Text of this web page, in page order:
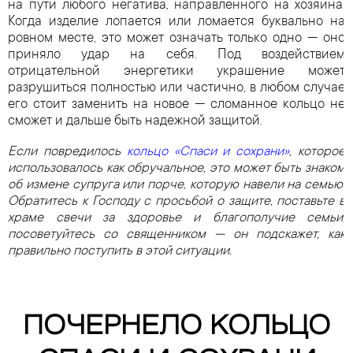
на пути любого негатива, направленного на хозяина.
Когда изделие лопается или ломается буквально на
ровном месте, это может означать только одно — оно
приняло удар на себя. Под воздействием
отрицательной энергетики украшение может
разрушиться полностью или частично, в любом случае
его стоит заменить на новое — сломанное кольцо не
сможет и дальше быть надежной защитой.
Если повредилось кольцо «Спаси и сохрани», которое
использовалось как обручальное, это может быть знаком
об измене супруга или порче, которую навели на семью.
Обратитесь к Господу с просьбой о защите, поставьте в
храме свечи за здоровье и благополучие семьи,
посоветуйтесь со священником — он подскажет, как
правильно поступить в этой ситуации.
ПОЧЕРНЕЛО КОЛЬЦО